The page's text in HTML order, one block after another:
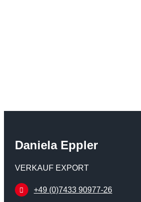
Daniela Eppler
VERKAUF EXPORT
+49 (0)7433 90977-26